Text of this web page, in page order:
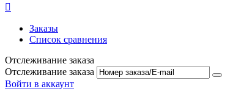

Заказы
Список сравнения
Отслеживание заказа
Отслеживание заказа
Войти в аккаунт